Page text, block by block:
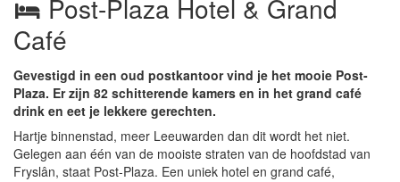
Post-Plaza Hotel & Grand
Café
Gevestigd in een oud postkantoor vind je het mooie Post-
Plaza. Er zijn 82 schitterende kamers en in het grand café
drink en eet je lekkere gerechten.
Hartje binnenstad, meer Leeuwarden dan dit wordt het niet.
Gelegen aan één van de mooiste straten van de hoofdstad van
Fryslân, staat Post-Plaza. Een uniek hotel en grand café,